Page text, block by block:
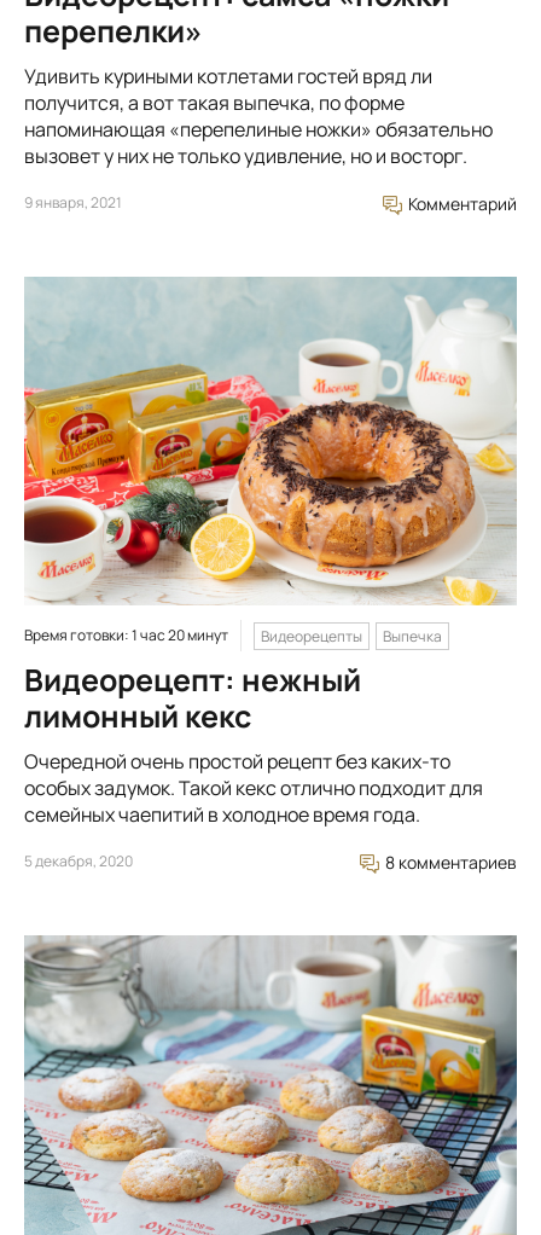
перепелки»
Удивить куриными котлетами гостей вряд ли
получится, а вот такая выпечка, по форме
напоминающая «перепелиные ножки» обязательно
вызовет у них не только удивление, но и восторг.
9 января, 2021 Комментарий
Время готовки: 1 час 20 минут Видеорецепты Выпечка
Видеорецепт: нежный
лимонный кекс
Очередной очень простой рецепт без каких-то
особых задумок. Такой кекс отлично подходит для
семейных чаепитий в холодное время года.
5 декабря, 2020 8 комментариев